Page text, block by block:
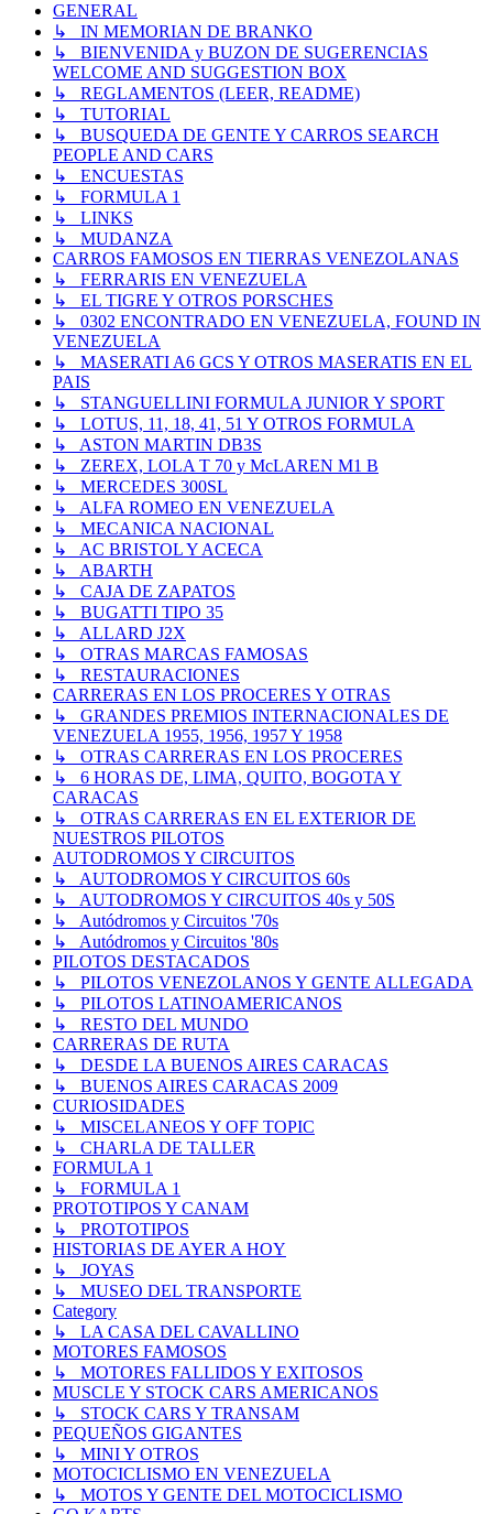
GENERAL
↳ IN MEMORIAN DE BRANKO
↳ BIENVENIDA y BUZON DE SUGERENCIAS
WELCOME AND SUGGESTION BOX
↳ REGLAMENTOS (LEER, README)
↳ TUTORIAL
↳ BUSQUEDA DE GENTE Y CARROS SEARCH
PEOPLE AND CARS
↳ ENCUESTAS
↳ FORMULA 1
↳ LINKS
↳ MUDANZA
CARROS FAMOSOS EN TIERRAS VENEZOLANAS
↳ FERRARIS EN VENEZUELA
↳ EL TIGRE Y OTROS PORSCHES
↳ 0302 ENCONTRADO EN VENEZUELA, FOUND IN
VENEZUELA
↳ MASERATI A6 GCS Y OTROS MASERATIS EN EL
PAIS
↳ STANGUELLINI FORMULA JUNIOR Y SPORT
↳ LOTUS, 11, 18, 41, 51 Y OTROS FORMULA
↳ ASTON MARTIN DB3S
↳ ZEREX, LOLA T 70 y McLAREN M1 B
↳ MERCEDES 300SL
↳ ALFA ROMEO EN VENEZUELA
↳ MECANICA NACIONAL
↳ AC BRISTOL Y ACECA
↳ ABARTH
↳ CAJA DE ZAPATOS
↳ BUGATTI TIPO 35
↳ ALLARD J2X
↳ OTRAS MARCAS FAMOSAS
↳ RESTAURACIONES
CARRERAS EN LOS PROCERES Y OTRAS
↳ GRANDES PREMIOS INTERNACIONALES DE
VENEZUELA 1955, 1956, 1957 Y 1958
↳ OTRAS CARRERAS EN LOS PROCERES
↳ 6 HORAS DE, LIMA, QUITO, BOGOTA Y
CARACAS
↳ OTRAS CARRERAS EN EL EXTERIOR DE
NUESTROS PILOTOS
AUTODROMOS Y CIRCUITOS
↳ AUTODROMOS Y CIRCUITOS 60s
↳ AUTODROMOS Y CIRCUITOS 40s y 50S
↳ Autódromos y Circuitos '70s
↳ Autódromos y Circuitos '80s
PILOTOS DESTACADOS
↳ PILOTOS VENEZOLANOS Y GENTE ALLEGADA
↳ PILOTOS LATINOAMERICANOS
↳ RESTO DEL MUNDO
CARRERAS DE RUTA
↳ DESDE LA BUENOS AIRES CARACAS
↳ BUENOS AIRES CARACAS 2009
CURIOSIDADES
↳ MISCELANEOS Y OFF TOPIC
↳ CHARLA DE TALLER
FORMULA 1
↳ FORMULA 1
PROTOTIPOS Y CANAM
↳ PROTOTIPOS
HISTORIAS DE AYER A HOY
↳ JOYAS
↳ MUSEO DEL TRANSPORTE
Category
↳ LA CASA DEL CAVALLINO
MOTORES FAMOSOS
↳ MOTORES FALLIDOS Y EXITOSOS
MUSCLE Y STOCK CARS AMERICANOS
↳ STOCK CARS Y TRANSAM
PEQUEÑOS GIGANTES
↳ MINI Y OTROS
MOTOCICLISMO EN VENEZUELA
↳ MOTOS Y GENTE DEL MOTOCICLISMO